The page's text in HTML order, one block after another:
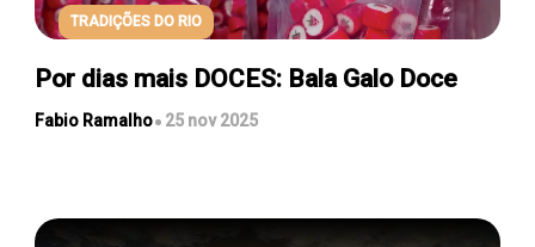
TRADIÇÕES DO RIO
Por dias mais DOCES: Bala Galo Doce
Fabio Ramalho 25 nov 2025